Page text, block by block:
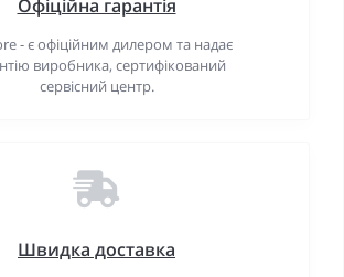
Офіційна гарантія
- є офіційним дилером та надає
виробника, сертифікований
сервісний центр.
Швидка доставка